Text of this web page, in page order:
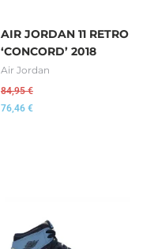
AIR JORDAN 11 RETRO
‘CONCORD’ 2018
Air Jordan
84,95€
76,46 €